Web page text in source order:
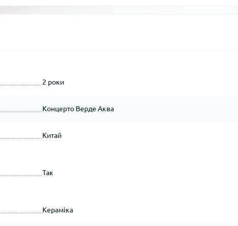
2 роки
Концерто Верде Аква
Китай
Так
Кераміка